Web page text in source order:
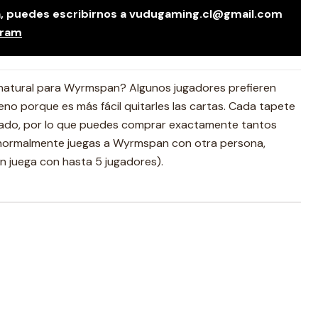
puedes escribirnos a vudugaming.cl@gmail.com
para Wyrmspan? Algunos jugadores prefieren
porque es más fácil quitarles las cartas. Cada tapete
por lo que puedes comprar exactamente tantos
juegas a Wyrmspan con otra persona,
juega con hasta 5 jugadores).